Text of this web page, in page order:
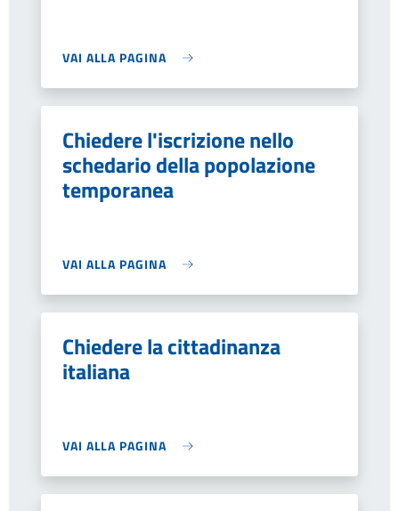
VAI ALLA PAGINA
Chiedere l'iscrizione nello
schedario della popolazione
temporanea
VAI ALLA PAGINA
Chiedere la cittadinanza
italiana
VAI ALLA PAGINA